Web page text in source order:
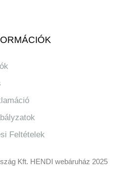
Feltételek
Kft. HENDI webáruház 2025